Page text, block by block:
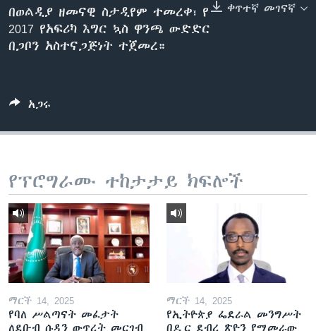
ቋንቋዎች
ቀጥተኛ መገናኛ
በወልዲያ ዘመናዊ ስታዲየም ተመረቀ፣ የ
2017 የአፍሪካ እግር ኳስ ዋንጫ ውድድር
በጋቦን አስተናጋጅነት ተጀመረ።
አጋሩ
የፕሮግራሙ ተከታታይ ክፍሎች
ማርች 14, 2025
የባለ ሥልጣናት መፈታት
ለደቡብ ሱዳን ውጥረት መርገብ
ማርች 14, 2025
የኢትዮጵያ ፌደራል መንግሥት
በዶ.ር ደብረ ጽዮን የሚመራው